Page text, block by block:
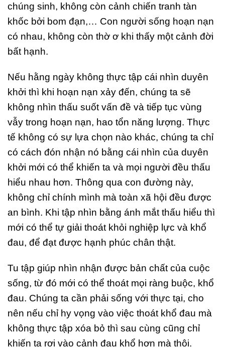
chúng sinh, không còn cảnh chiến tranh tàn
khốc bởi bom đạn,… Con người sống hoạn nạn
có nhau, không còn thờ ơ khi thấy một cảnh đời
bất hạnh.
Nếu hằng ngày không thực tập cái nhìn duyên
khởi thì khi hoạn nạn xảy đến, chúng ta sẽ
không nhìn thấu suốt vấn đề và tiếp tục vùng
vẫy trong hoạn nạn, hao tổn năng lượng. Thực
tế không có sự lựa chọn nào khác, chúng ta chỉ
có cách đón nhận nó bằng cái nhìn của duyên
khởi mới có thể khiến ta và mọi người đều thấu
hiểu nhau hơn. Thông qua con đường này,
không chỉ chính mình mà toàn xã hội đều được
an bình. Khi tập nhìn bằng ánh mắt thấu hiểu thì
mới có thể tự giải thoát khỏi nghiệp lực và khổ
đau, để đạt được hạnh phúc chân thật.
Tu tập giúp nhìn nhận được bản chất của cuộc
sống, từ đó mới có thể thoát mọi ràng buộc, khổ
đau. Chúng ta cần phải sống với thực tại, cho
nên nếu chỉ hy vọng vào việc thoát khổ đau mà
không thực tập xóa bỏ thì sau cùng cũng chỉ
khiến ta rơi vào cảnh đau khổ hơn mà thôi.